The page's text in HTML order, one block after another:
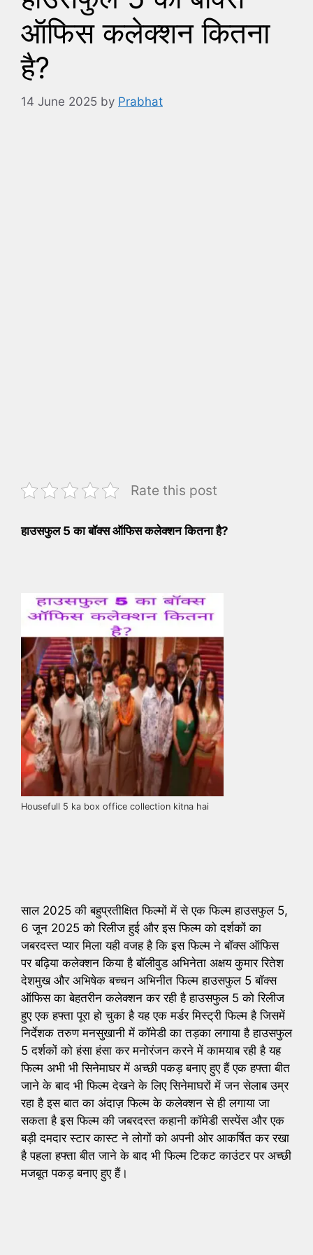
ऑफिस कलेक्शन कितना
है?
14 June 2025 by Prabhat
Rate this post
हाउसफुल 5 का बॉक्स ऑफिस कलेक्शन कितना है?
Housefull 5 ka box office collection kitna hai
साल 2025 की बहुप्रतीक्षित फिल्मों में से एक फिल्म हाउसफुल 5,
6 जून 2025 को रिलीज हुई और इस फिल्म को दर्शकों का
जबरदस्त प्यार मिला यही वजह है कि इस फिल्म ने बॉक्स ऑफिस
पर बढ़िया कलेक्शन किया है बॉलीवुड अभिनेता अक्षय कुमार रितेश
देशमुख और अभिषेक बच्चन अभिनीत फिल्म हाउसफुल 5 बॉक्स
ऑफिस का बेहतरीन कलेक्शन कर रही है हाउसफुल 5 को रिलीज
हुए एक हफ्ता पूरा हो चुका है यह एक मर्डर मिस्ट्री फिल्म है जिसमें
निर्देशक तरुण मनसुखानी में कॉमेडी का तड़का लगाया है हाउसफुल
5 दर्शकों को हंसा हंसा कर मनोरंजन करने में कामयाब रही है यह
फिल्म अभी भी सिनेमाघर में अच्छी पकड़ बनाए हुए हैं एक हफ्ता बीत
जाने के बाद भी फिल्म देखने के लिए सिनेमाघरों में जन सेलाब उम्र
रहा है इस बात का अंदाज़ फिल्म के कलेक्शन से ही लगाया जा
सकता है इस फिल्म की जबरदस्त कहानी कॉमेडी सस्पेंस और एक
बड़ी दमदार स्टार कास्ट ने लोगों को अपनी ओर आकर्षित कर रखा
है पहला हफ्ता बीत जाने के बाद भी फिल्म टिकट काउंटर पर अच्छी
मजबूत पकड़ बनाए हुए हैं।